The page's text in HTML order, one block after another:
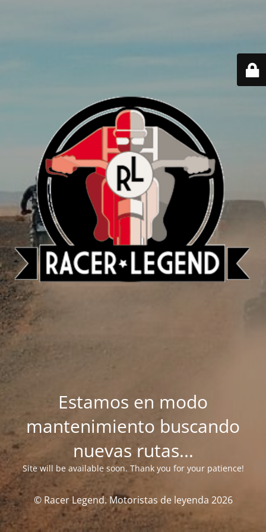
Estamos en modo
mantenimiento buscando
nuevas rutas...
Site will be available soon. Thank you for your patience!
© Racer Legend. Motoristas de leyenda 2026